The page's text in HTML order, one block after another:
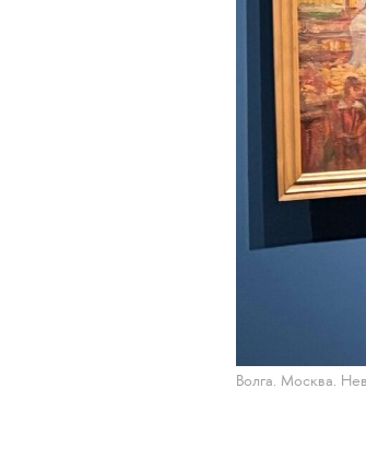
Волга. Москва.